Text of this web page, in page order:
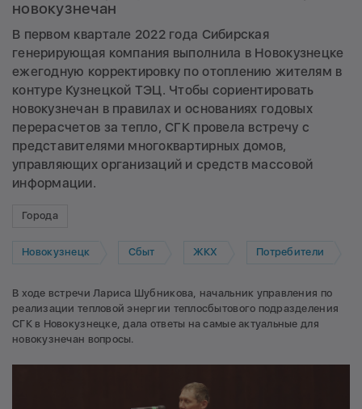
новокузнечан
В первом квартале 2022 года Сибирская
генерирующая компания выполнила в Новокузнецке
ежегодную корректировку по отоплению жителям в
контуре Кузнецкой ТЭЦ. Чтобы сориентировать
новокузнечан в правилах и основаниях годовых
перерасчетов за тепло, СГК провела встречу с
представителями многоквартирных домов,
управляющих организаций и средств массовой
информации.
Города
Новокузнецк Сбыт ЖКХ Потребители
В ходе встречи Лариса Шубникова, начальник управления по
реализации тепловой энергии теплосбытового подразделения
СГК в Новокузнецке, дала ответы на самые актуальные для
новокузнечан вопросы.